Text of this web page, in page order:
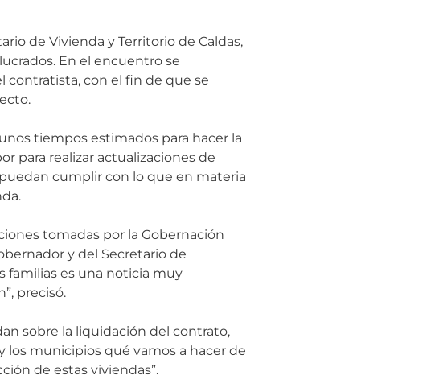
de Vivienda y Territorio de Caldas,
En el encuentro se
contratista, con el fin de que se
tiempos estimados para hacer la
para realizar actualizaciones de
cumplir con lo que en materia
tomadas por la Gobernación
y del Secretario de
familias es una noticia muy
precisó.
sobre la liquidación del contrato,
municipios qué vamos a hacer de
de estas viviendas”.